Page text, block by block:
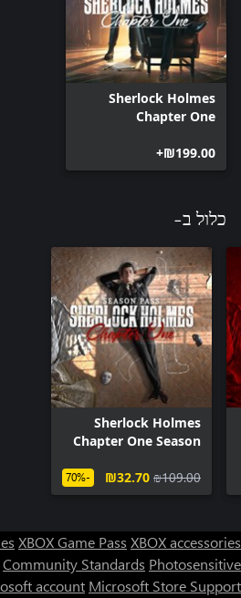
Sherlock Holmes
Chapter One
‪₪‎199.00‬+
כלול ב-
Sherlock Holmes
Chapter One Season
‪₪‎109.00‬
‪₪‎32.70‬
-70%
XBOX Game Pass XBOX accessories
Community Standards Photosensitive
account Microsoft Store Support